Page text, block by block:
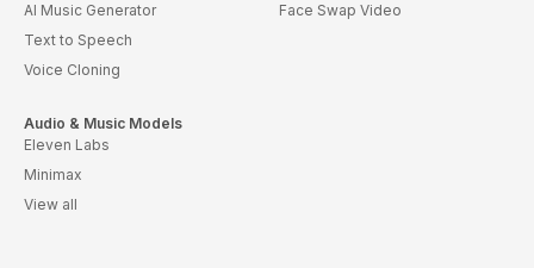
AI Music Generator
Text to Speech
Voice Cloning
Audio & Music Models
Eleven Labs
Minimax
View all
Face Swap Video